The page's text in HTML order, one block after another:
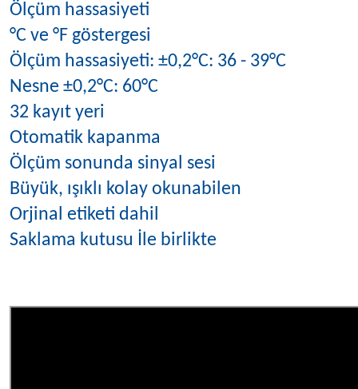
Ölçüm hassasiyeti
°C ve °F göstergesi
Ölçüm hassasiyeti: ±0,2°C: 36 - 39°C
Nesne ±0,2°C: 60°C
32 kayıt yeri
Otomatik kapanma
Ölçüm sonunda sinyal sesi
Büyük, ışıklı kolay okunabilen
Orjinal etiketi dahil
Saklama kutusu İle birlikte